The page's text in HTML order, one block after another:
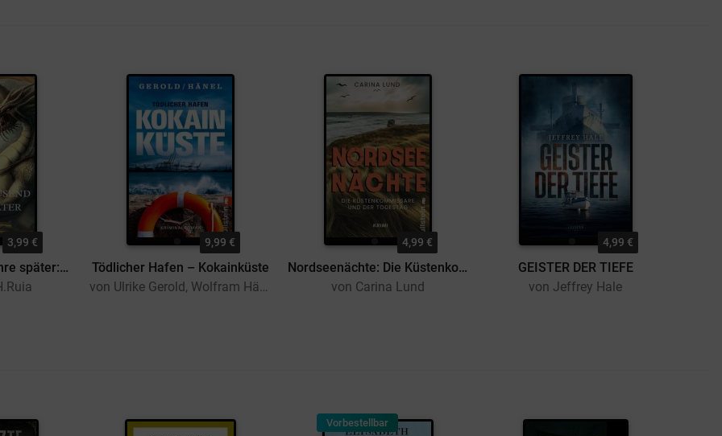
3,99 €
Vierzigtausend Jahre später:Fantasy Adventure Sci-fi (Buch 40)
9,99 €
Tödlicher Hafen – Kokainküste
von Ulrike Gerold, Wolfram Hänel
4,99 €
Nordseenächte: Die Küstenkommissare und der Todestag
von Carina Lund
4,99 €
GEISTER DER TIEFE
von Jeffrey Hale
Vorbestellbar